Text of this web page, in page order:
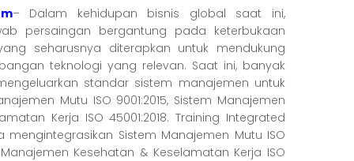
– Dalam kehidupan bisnis global saat ini,
persaingan bergantung pada keterbukaan
seharusnya diterapkan untuk mendukung
teknologi yang relevan. Saat ini, banyak
standar sistem manajemen untuk
Mutu ISO 9001:2015, Sistem Manajemen
Kerja ISO 45001:2018. Training Integrated
Sistem Manajemen Mutu ISO
Kesehatan & Keselamatan Kerja ISO